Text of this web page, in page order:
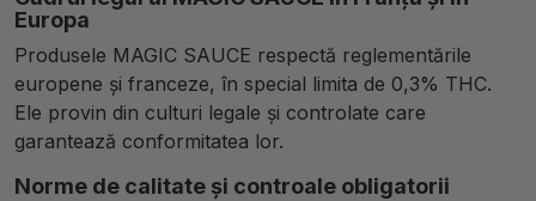
Europa
Produsele MAGIC SAUCE respectă reglementările
europene și franceze, în special limita de 0,3% THC.
Ele provin din culturi legale și controlate care
garantează conformitatea lor.
Norme de calitate și controale obligatorii